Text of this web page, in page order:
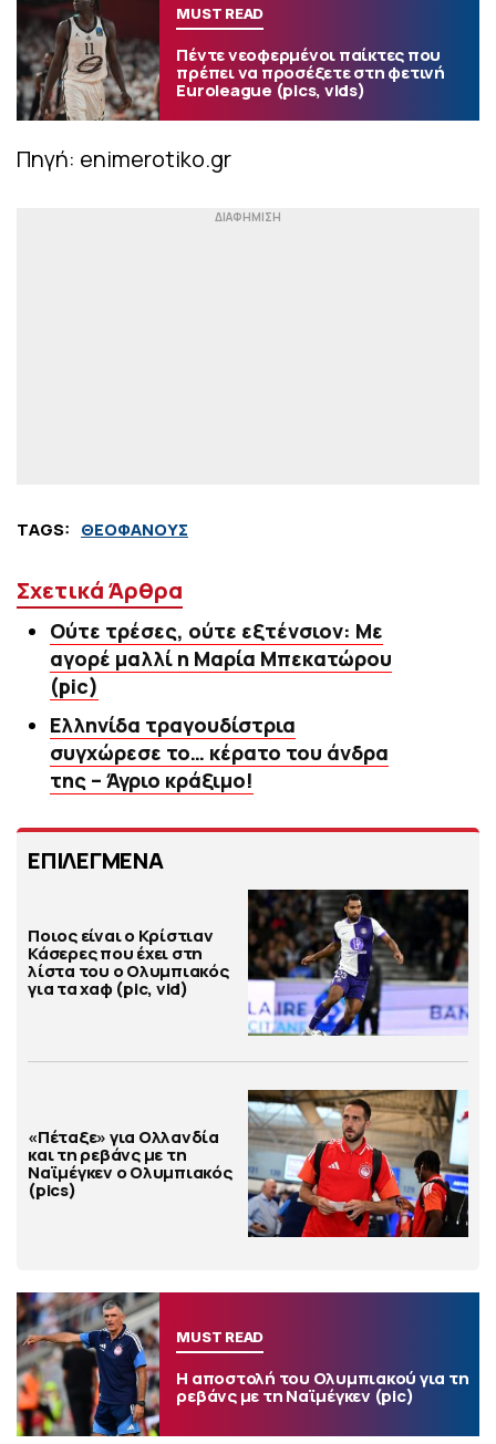
MUST READ
Πέντε νεοφερμένοι παίκτες που
πρέπει να προσέξετε στη φετινή
Euroleague (pics, vids)
Πηγή: enimerotiko.gr
TAGS: ΘΕΟΦΑΝΟΥΣ
Σχετικά Άρθρα
Ούτε τρέσες, ούτε εξτένσιον: Με
αγορέ μαλλί η Μαρία Μπεκατώρου
(pic)
Ελληνίδα τραγουδίστρια
συγχώρεσε το… κέρατο του άνδρα
της – Άγριο κράξιμο!
ΕΠΙΛΕΓΜΕΝΑ
Ποιος είναι ο Κρίστιαν
Κάσερες που έχει στη
λίστα του ο Ολυμπιακός
για τα χαφ (pic, vid)
«Πέταξε» για Ολλανδία
και τη ρεβάνς με τη
Ναϊμέγκεν ο Ολυμπιακός
(pics)
MUST READ
Η αποστολή του Ολυμπιακού για τη
ρεβάνς με τη Ναϊμέγκεν (pic)